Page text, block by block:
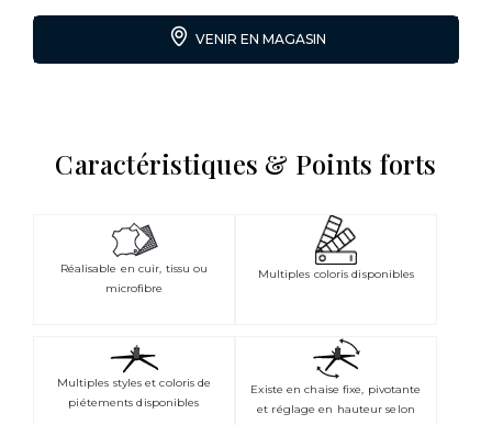
VENIR EN MAGASIN
Caractéristiques & Points forts
Réalisable en cuir, tissu ou
microfibre
Multiples coloris disponibles
Multiples styles et coloris de
piétements disponibles
Existe en chaise fixe, pivotante
et réglage en hauteur selon